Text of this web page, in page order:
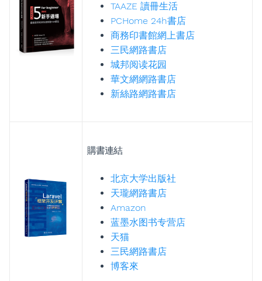
TAAZE 讀冊生活
PCHome 24h書店
商務印書館網上書店
三民網路書店
城邦阅读花园
華文網網路書店
新絲路網路書店
購書連結
北京大学出版社
天瓏網路書店
Amazon
蓝墨水图书专营店
天猫
三民網路書店
博客來